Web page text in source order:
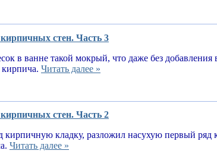
стен. Часть 3
в ванне такой мокрый, что даже без добавления
Читать далее »
стен. Часть 2
кладку, разложил насухую первый ряд
Читать далее »